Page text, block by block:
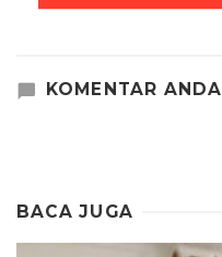
KOMENTAR ANDA
BACA JUGA